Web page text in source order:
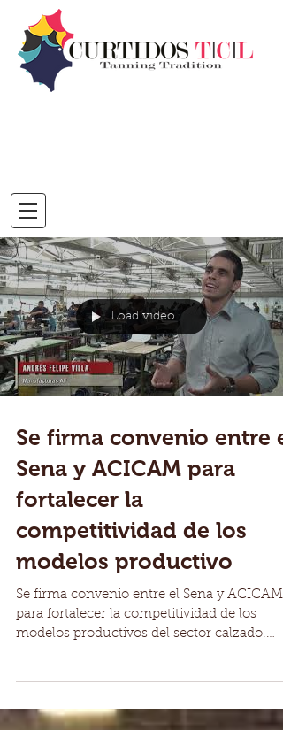
Load video
Se firma convenio entre el
Sena y ACICAM para
fortalecer la
competitividad de los
modelos productivo
Se firma convenio entre el Sena y ACICAM
para fortalecer la competitividad de los
modelos productivos del sector calzado.